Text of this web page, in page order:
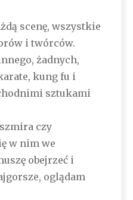
scenę, wszystkie
i twórców.
żadnych,
kung fu i
sztukami
czy
w nim we
obejrzeć i
oglądam